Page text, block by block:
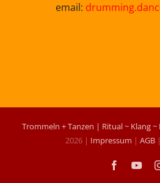
email:
Trommeln + Tanzen | Ritual ~ Klang ~
2026 | Impressum | AGB|
Facebook